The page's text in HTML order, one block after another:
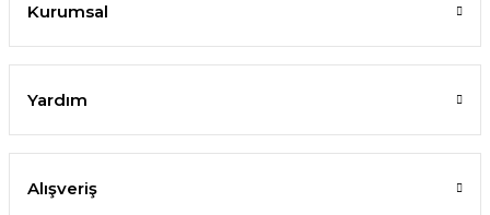
Kurumsal
Yardım
Alışveriş